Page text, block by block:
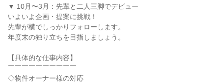
▼ 10月〜3月：先輩と二人三脚でデビュー
いよいよ企画・提案に挑戦！
先輩が横でしっかりフォローします。
年度末の独り立ちを目指しましょう。
【具体的な仕事内容】
￣￣￣￣￣￣￣￣￣￣
◇物件オーナー様の対応